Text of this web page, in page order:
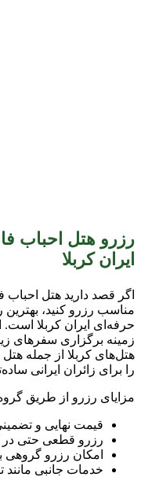
رزرو هتل احباب
ایران کربلا
اگر قصد دارید هتل احباب
مناسب رزرو کنید،
حرفه‌ای ایران کربلا است.
زمینه برگزاری سفرهای
هتل‌های کربلا از جمله
را برای زائران ایرانی
مزایای رزرو از طریق گروه
قیمت نهایی و
رزرو قطعی حتی در
امکان رزرو گروهی
خدمات جانبی مانند